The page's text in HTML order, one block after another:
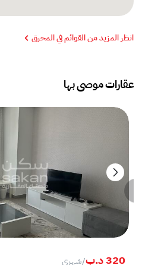
انظر المزيد من القوائم في المحرق
عقارات موصى بها
320 د.ب /شهري